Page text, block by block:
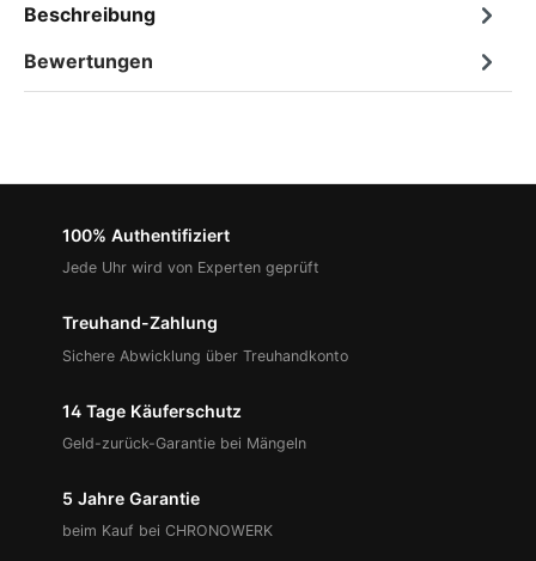
Beschreibung
Bewertungen
100% Authentifiziert
Jede Uhr wird von Experten geprüft
Treuhand-Zahlung
Sichere Abwicklung über Treuhandkonto
14 Tage Käuferschutz
Geld-zurück-Garantie bei Mängeln
5 Jahre Garantie
beim Kauf bei CHRONOWERK